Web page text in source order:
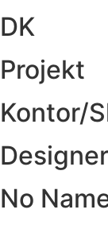
DK
Projekt
Kontor/
Designer
No